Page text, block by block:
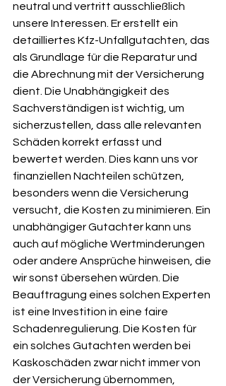
neutral und vertritt ausschließlich
unsere Interessen. Er erstellt ein
detailliertes Kfz-Unfallgutachten, das
als Grundlage für die Reparatur und
die Abrechnung mit der Versicherung
dient. Die Unabhängigkeit des
Sachverständigen ist wichtig, um
sicherzustellen, dass alle relevanten
Schäden korrekt erfasst und
bewertet werden. Dies kann uns vor
finanziellen Nachteilen schützen,
besonders wenn die Versicherung
versucht, die Kosten zu minimieren. Ein
unabhängiger Gutachter kann uns
auch auf mögliche Wertminderungen
oder andere Ansprüche hinweisen, die
wir sonst übersehen würden. Die
Beauftragung eines solchen Experten
ist eine Investition in eine faire
Schadenregulierung. Die Kosten für
ein solches Gutachten werden bei
Kaskoschäden zwar nicht immer von
der Versicherung übernommen,